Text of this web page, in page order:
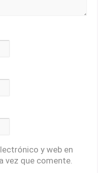
y web en
vez que comente.